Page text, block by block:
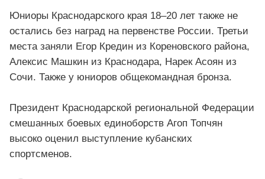
Юниоры Краснодарского края 18–20 лет также не
остались без наград на первенстве России. Третьи
места заняли Егор Кредин из Кореновского района,
Алексис Машкин из Краснодара, Нарек Асоян из
Сочи. Также у юниоров общекомандная бронза.
Президент Краснодарской региональной Федерации
смешанных боевых единоборств Агоп Топчян
высоко оценил выступление кубанских
спортсменов.